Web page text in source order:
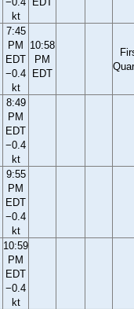
kt
7:45
PM
EDT
−0.4
kt
10:58
PM
EDT
8:49
PM
EDT
−0.4
kt
9:55
PM
EDT
−0.4
kt
10:59
PM
EDT
−0.4
kt